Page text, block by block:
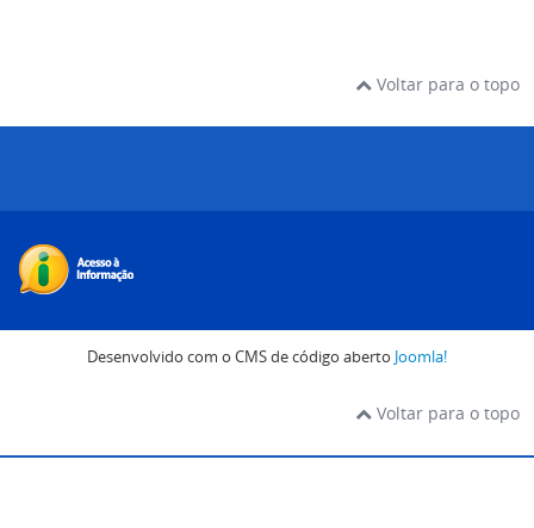
Voltar para o topo
Desenvolvido com o CMS de código aberto Joomla!
Voltar para o topo